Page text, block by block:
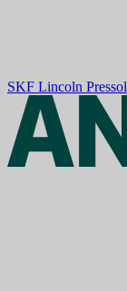
SKF Lincoln Pressol